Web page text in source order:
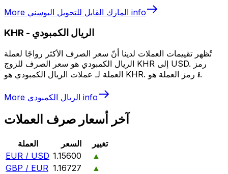
More المارك القابل للتحويل البوسني info
KHR - الريال الكمبودي
تُظهر تقييمات العملات لدينا أنّ سعر الصرف الأكثر رواجًا لعملة
الريال الكمبودي هو سعر الصرف للزوج KHR إلى USD. رمز
العملة لـ عملات الريال الكمبودي هو KHR. رمز العملة هو ៛.
More الريال الكمبودي info
آخر أسعار صرف العملات
العملة السعر
تغيير
EUR / USD 1.15600
▲
GBP / EUR 1.16727
▲